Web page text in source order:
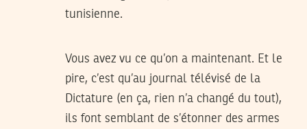
tunisienne.
Vous avez vu ce qu’on a maintenant. Et le
pire, c’est qu’au journal télévisé de la
Dictature (en ça, rien n’a changé du tout),
ils font semblant de s’étonner des armes